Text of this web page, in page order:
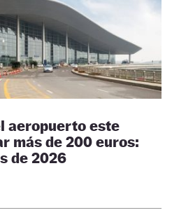
aeropuerto este
más de 200 euros:
de 2026